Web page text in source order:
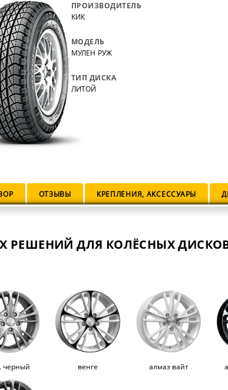
ПРОИЗВОДИТЕЛЬ
КИК
МОДЕЛЬ
МУЛЕН РУЖ
ТИП ДИСКА
ЛИТОЙ
ОТЗЫВЫ КРЕПЛЕНИЯ, АКСЕССУАРЫ
РЕШЕНИЙ ДЛЯ КОЛЁСНЫХ
черный венге алмаз вайт